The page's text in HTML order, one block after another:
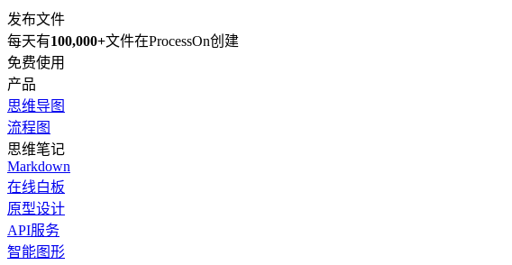
发布文件
每天有100,000+文件在ProcessOn创建
免费使用
产品
思维导图
流程图
思维笔记
Markdown
在线白板
原型设计
API服务
智能图形